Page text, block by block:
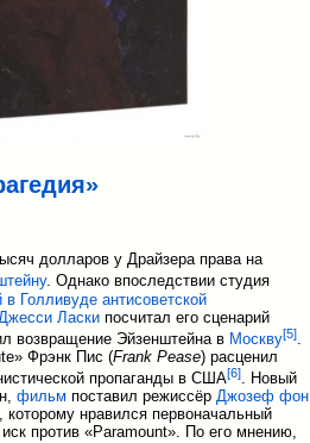
долларов у Драйзера права на
. Однако впоследствии студия
в Голливуде антисоветской
Джесси Ласки посчитал его сценарий
возвращение Эйзенштейна в Москву[5]
Фрэнк Пис (Frank Pease) расценил
пропаганды в США[6]. Новый
фильм поставил режиссёр Джозеф фон
нравился первоначальный
против «Paramount». По его мнению,